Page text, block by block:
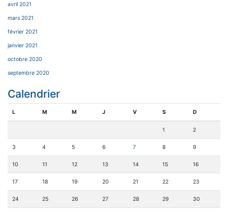
avril 2021
mars 2021
février 2021
janvier 2021
octobre 2020
septembre 2020
Calendrier
L M M J V S D
1 2
3 4 5 6 7 8 9
10 11 12 13 14 15 16
17 18 19 20 21 22 23
24 25 26 27 28 29 30